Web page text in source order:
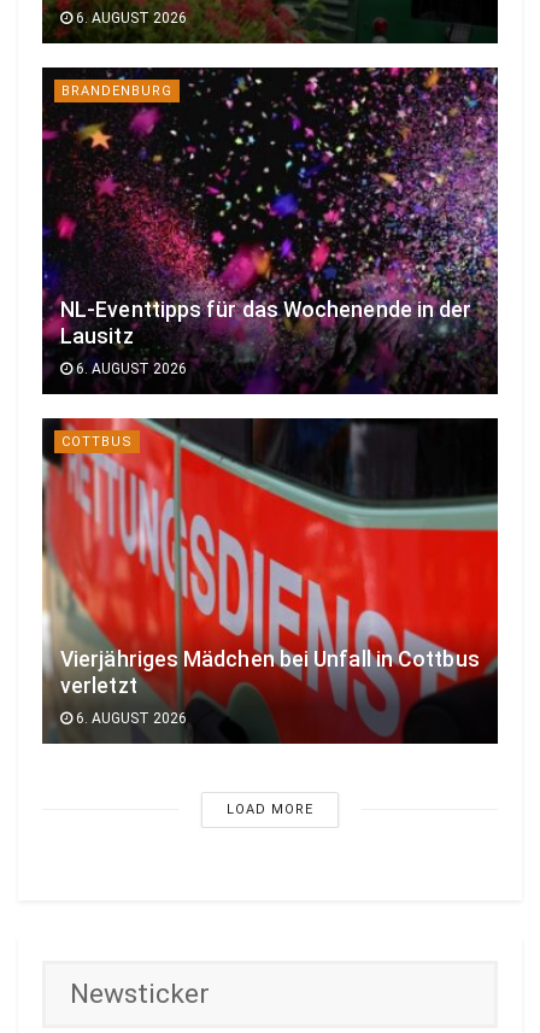
6. AUGUST 2026
BRANDENBURG
NL-Eventtipps für das Wochenende in der
Lausitz
6. AUGUST 2026
COTTBUS
Vierjähriges Mädchen bei Unfall in Cottbus
verletzt
6. AUGUST 2026
LOAD MORE
Newsticker